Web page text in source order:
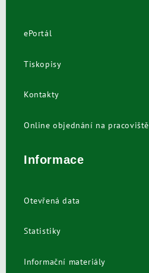
ePortál
Tiskopisy
Kontakty
Online objednání na pracoviště
Informace
Otevřená data
Statistiky
Informační materiály